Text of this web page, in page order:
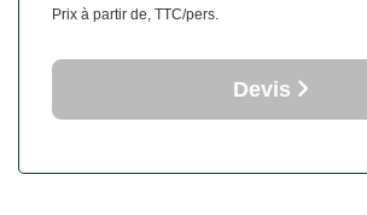
Prix à partir de, TTC/pers.
Devis